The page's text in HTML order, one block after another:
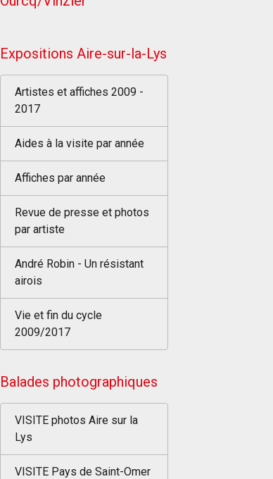
Expositions Aire-sur-la-Lys
Artistes et affiches 2009 -
2017
Aides à la visite par année
Affiches par année
Revue de presse et photos
par artiste
André Robin - Un résistant
airois
Vie et fin du cycle
2009/2017
Balades photographiques
VISITE photos Aire sur la
Lys
VISITE Pays de Saint-Omer